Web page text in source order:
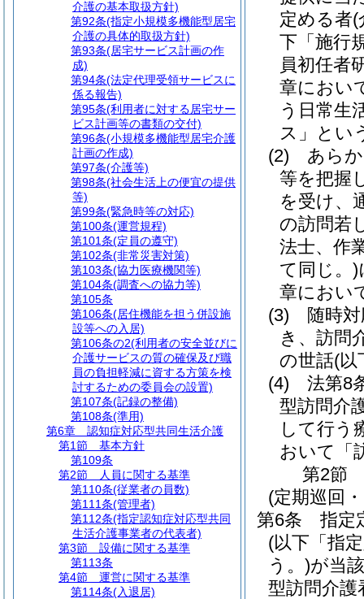
定める者(
下「施行
員初任者
章におい
う日常生
ス」とい
(2)
あら
等を把握
を受け、
の訪問若
法士、作
て同じ。)
章におい
(3)
随時
き、訪問
の世話(以
(4)
法第8
型訪問介
して行う
おいて「
第2節
(定期巡回
第6条
指定
(以下「指
う。)が当
型訪問介護
介護の基本取扱方針)
第92条(指定小規模多機能型居宅
介護の具体的取扱方針)
第93条(居宅サービス計画の作
成)
第94条(法定代理受領サービスに
係る報告)
第95条(利用者に対する居宅サー
ビス計画等の書類の交付)
第96条(小規模多機能型居宅介護
計画の作成)
第97条(介護等)
第98条(社会生活上の便宜の提供
等)
第99条(緊急時等の対応)
第100条(運営規程)
第101条(定員の遵守)
第102条(非常災害対策)
第103条(協力医療機関等)
第104条(調査への協力等)
第105条
第106条(居住機能を担う併設施
設等への入居)
第106条の2(利用者の安全並びに
介護サービスの質の確保及び職
員の負担軽減に資する方策を検
討するための委員会の設置)
第107条(記録の整備)
第108条(準用)
第6章
認知症対応型共同生活介護
第1節
基本方針
第109条
第2節
人員に関する基準
第110条(従業者の員数)
第111条(管理者)
第112条(指定認知症対応型共同
生活介護事業者の代表者)
第3節
設備に関する基準
第113条
第4節
運営に関する基準
第114条(入退居)